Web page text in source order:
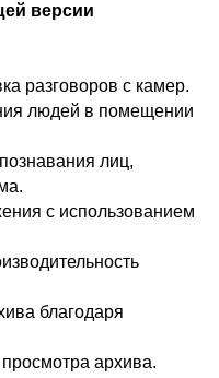
версии
разговоров с камер.
людей в помещении
лиц,
с использованием
благодаря
архива.